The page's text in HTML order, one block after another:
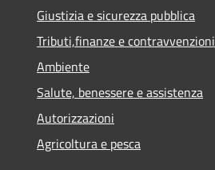
Giustizia e sicurezza pubblica
Tributi,finanze e contravvenzioni
Ambiente
Salute, benessere e assistenza
Autorizzazioni
Agricoltura e pesca